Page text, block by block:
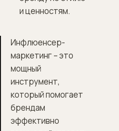
и ценностям.
Инфлюенсер-
маркетинг – это
мощный
инструмент,
который помогает
брендам
эффективно